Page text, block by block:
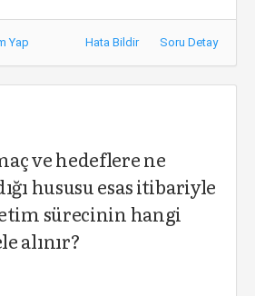
Yap Hata Bildir Soru Detay
ve hedeflere ne
hususu esas itibariyle
sürecinin hangi
alınır?